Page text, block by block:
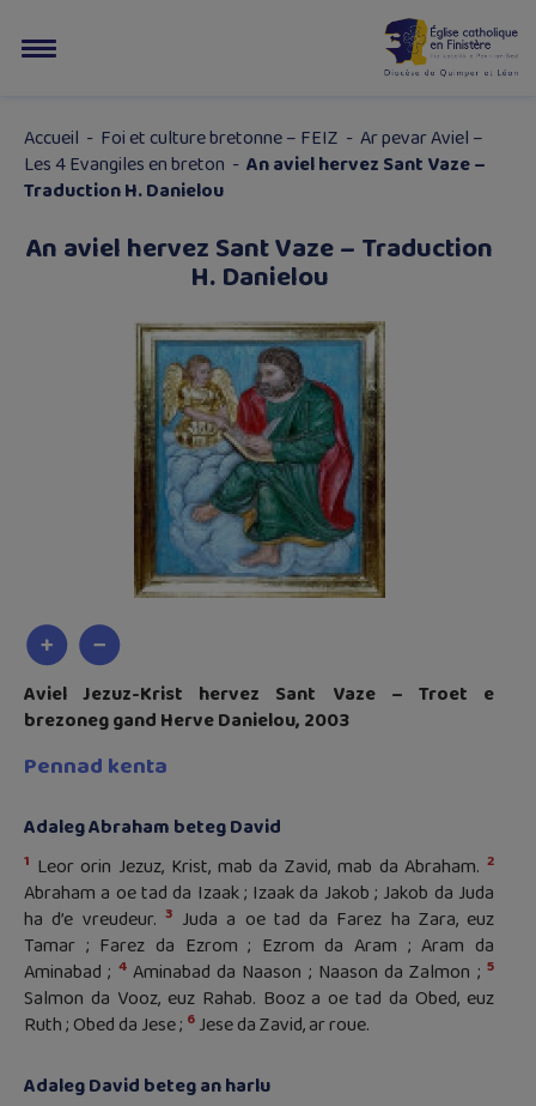
Accueil - Foi et culture bretonne – FEIZ - Ar pevar Aviel –
Les 4 Evangiles en breton - An aviel hervez Sant Vaze –
Traduction H. Danielou
An aviel hervez Sant Vaze – Traduction
H. Danielou
Aviel Jezuz-Krist hervez Sant Vaze – Troet e
brezoneg gand Herve Danielou, 2003
Pennad kenta
Adaleg Abraham beteg David
1 Leor orin Jezuz, Krist, mab da Zavid, mab da Abraham. 2
Abraham a oe tad da Izaak ; Izaak da Jakob ; Jakob da Juda
ha d’e vreudeur. 3 Juda a oe tad da Farez ha Zara, euz
Tamar ; Farez da Ezrom ; Ezrom da Aram ; Aram da
Aminabad ; 4Aminabad da Naason ; Naason da Zalmon ;5
Salmon da Vooz, euz Rahab. Booz a oe tad da Obed, euz
Ruth ; Obed da Jese ; 6 Jese da Zavid, ar roue.
Adaleg David beteg an harlu